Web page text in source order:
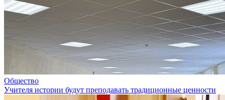
Общество
Учителя истории будут преподавать традиционные ценности